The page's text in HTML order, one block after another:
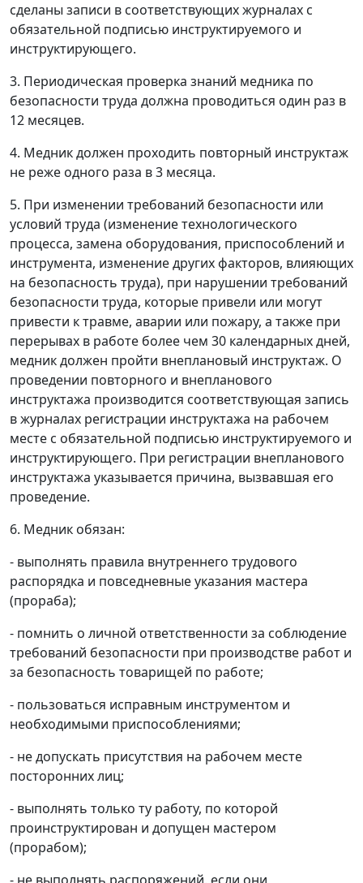
сделаны записи в соответствующих журналах с
обязательной подписью инструктируемого и
инструктирующего.
3. Периодическая проверка знаний медника по
безопасности труда должна проводиться один раз в
12 месяцев.
4. Медник должен проходить повторный инструктаж
не реже одного раза в 3 месяца.
5. При изменении требований безопасности или
условий труда (изменение технологического
процесса, замена оборудования, приспособлений и
инструмента, изменение других факторов, влияющих
на безопасность труда), при нарушении требований
безопасности труда, которые привели или могут
привести к травме, аварии или пожару, а также при
перерывах в работе более чем 30 календарных дней,
медник должен пройти внеплановый инструктаж. О
проведении повторного и внепланового
инструктажа производится соответствующая запись
в журналах регистрации инструктажа на рабочем
месте с обязательной подписью инструктируемого и
инструктирующего. При регистрации внепланового
инструктажа указывается причина, вызвавшая его
проведение.
6. Медник обязан:
- выполнять правила внутреннего трудового
распорядка и повседневные указания мастера
(прораба);
- помнить о личной ответственности за соблюдение
требований безопасности при производстве работ и
за безопасность товарищей по работе;
- пользоваться исправным инструментом и
необходимыми приспособлениями;
- не допускать присутствия на рабочем месте
посторонних лиц;
- выполнять только ту работу, по которой
проинструктирован и допущен мастером
(прорабом);